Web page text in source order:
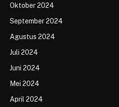
Oktober 2024
September 2024
Agustus 2024
Juli 2024
Juni 2024
Mei 2024
April 2024